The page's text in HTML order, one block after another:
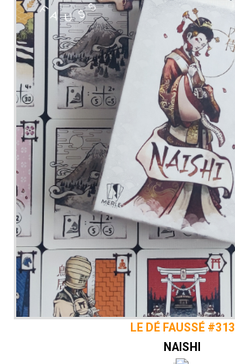
LE DÉ FAUSSÉ #313
NAISHI